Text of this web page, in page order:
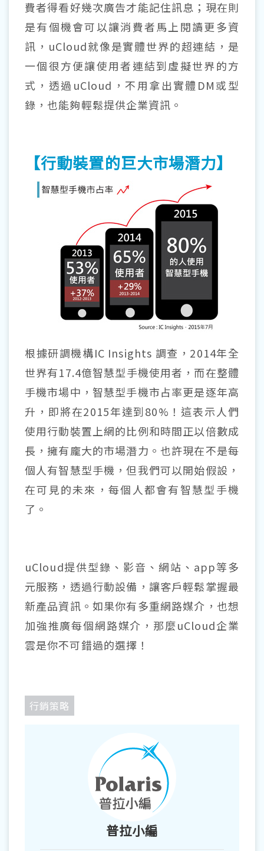
費者得看好幾次廣告才能記住訊息；現在則
是有個機會可以讓消費者馬上閱讀更多資
訊，uCloud就像是實體世界的超連結，是
一個很方便讓使用者連結到虛擬世界的方
式，透過uCloud，不用拿出實體DM或型
錄，也能夠輕鬆提供企業資訊。
【行動裝置的巨大市場潛力】
根據研調機構IC Insights 調查，2014年全
世界有17.4億智慧型手機使用者，而在整體
手機市場中，智慧型手機市占率更是逐年高
升，即將在2015年達到80%！這表示人們
使用行動裝置上網的比例和時間正以倍數成
長，擁有龐大的市場潛力。也許現在不是每
個人有智慧型手機，但我們可以開始假設，
在可見的未來，每個人都會有智慧型手機
了。
uCloud提供型錄、影音、網站、app等多
元服務，透過行動設備，讓客戶輕鬆掌握最
新產品資訊。如果你有多重網路媒介，也想
加強推廣每個網路媒介，那麼uCloud企業
雲是你不可錯過的選擇！
行銷策略
普拉小編